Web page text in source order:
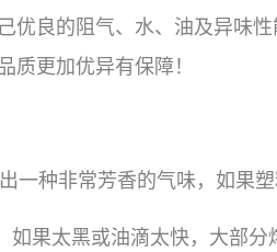
优良的阻气、水、油及异味
质更加优异有保障！
一种非常芳香的气味，如果
如果太黑或油滴太快，大部